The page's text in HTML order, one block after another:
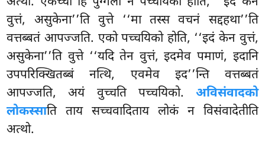
वुत्तं, असुकेना’’ति वुत्ते ‘‘मा तस्स वचनं सद्दहथा’’ति
वत्तब्बतं आपज्जति. एको पच्चयिको होति, ‘‘इदं केन वुत्तं,
असुकेना’’ति वुत्ते ‘‘यदि तेन वुत्तं, इदमेव पमाणं, इदानि
उपपरिक्खितब्बं नत्थि, एवमेव इद’’न्ति वत्तब्बतं
आपज्जति, अयं वुच्चति पच्चयिको. अविसंवादको
लोकस्साति ताय सच्चवादिताय लोकं न विसंवादेतीति
अत्थो.